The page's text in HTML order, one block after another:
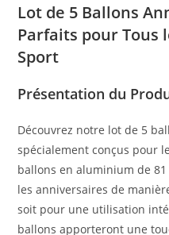
Lot de 5 Ballons
Parfaits pour Tous
Sport
Présentation du
Découvrez notre lot de 5
spécialement conçus pour
ballons en aluminium de
les anniversaires de
soit pour une utilisation
ballons apporteront une